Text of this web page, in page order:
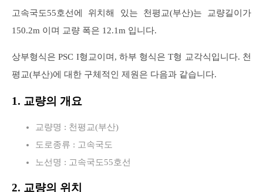
고속국도55호선에 위치해 있는 천평교(부산)는 교량길이가
150.2m 이며 교량 폭은 12.1m 입니다.
상부형식은 PSC I형교이며, 하부 형식은 T형 교각식입니다. 천
평교(부산)에 대한 구체적인 제원은 다음과 같습니다.
1. 교량의 개요
교량명 : 천평교(부산)
도로종류 : 고속국도
노선명 : 고속국도55호선
2. 교량의 위치